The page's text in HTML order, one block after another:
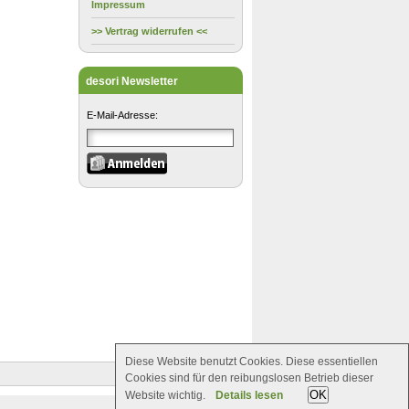
Impressum
>> Vertrag widerrufen <<
desori Newsletter
E-Mail-Adresse:
Diese Website benutzt Cookies. Diese essentiellen
Cookies sind für den reibungslosen Betrieb dieser
Website wichtig.
Details lesen OK